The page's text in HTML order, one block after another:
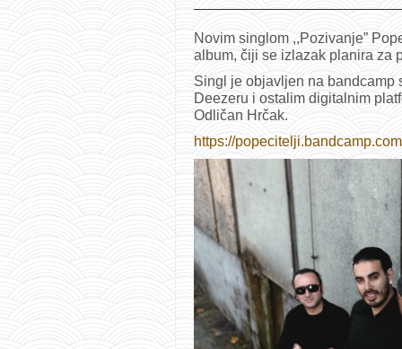
Novim singlom ,,Pozivanje”
album, čiji se izlazak planira za
Singl je objavljen na bandcamp
Deezeru i ostalim digitalnim
Odličan Hrčak.
https://